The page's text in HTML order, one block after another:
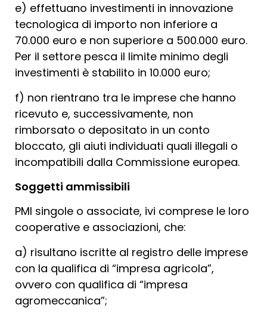
e) effettuano investimenti in innovazione
tecnologica di importo non inferiore a
70.000 euro e non superiore a 500.000 euro.
Per il settore pesca il limite minimo degli
investimenti è stabilito in 10.000 euro;
f) non rientrano tra le imprese che hanno
ricevuto e, successivamente, non
rimborsato o depositato in un conto
bloccato, gli aiuti individuati quali illegali o
incompatibili dalla Commissione europea.
Soggetti ammissibili
PMI singole o associate, ivi comprese le loro
cooperative e associazioni, che:
a) risultano iscritte al registro delle imprese
con la qualifica di “impresa agricola”,
ovvero con qualifica di “impresa
agromeccanica”;